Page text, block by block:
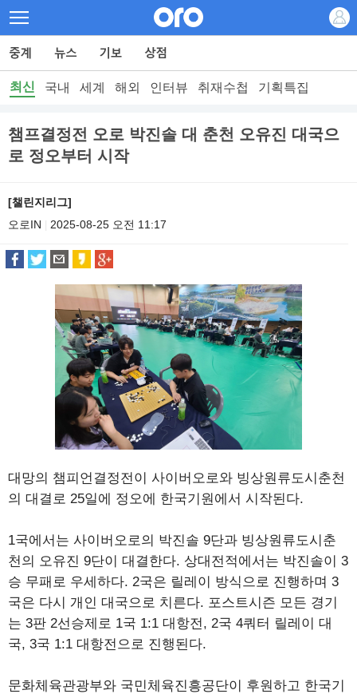
최신 국내 세계 해외 인터뷰 취재수첩 기획특집
챔프결정전 오로 박진솔 대 춘천 오유진 대국으
로 정오부터 시작
[챌린지리그]
오로IN
2025-08-25 오전 11:17
대망의 챔피언결정전이 사이버오로와 빙상원류도시춘천
의 대결로 25일에 정오에 한국기원에서 시작된다.
1국에서는 사이버오로의 박진솔 9단과 빙상원류도시춘
천의 오유진 9단이 대결한다. 상대전적에서는 박진솔이 3
승 무패로 우세하다. 2국은 릴레이 방식으로 진행하며 3
국은 다시 개인 대국으로 치른다. 포스트시즌 모든 경기
는 3판 2선승제로 1국 1:1 대항전, 2국 4쿼터 릴레이 대
국, 3국 1:1 대항전으로 진행된다.
문화체육관광부와 국민체육진흥공단이 후원하고 한국기